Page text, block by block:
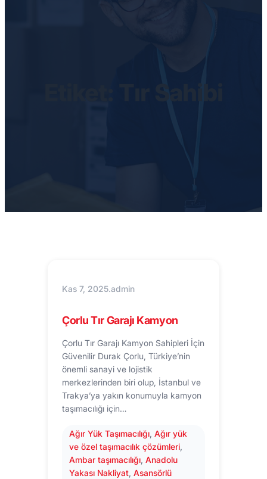
Kas 7, 2025.admin
Çorlu Tır Garajı Kamyon
Çorlu Tır Garajı Kamyon Sahipleri İçin
Güvenilir Durak Çorlu, Türkiye’nin
önemli sanayi ve lojistik
merkezlerinden biri olup, İstanbul ve
Trakya’ya yakın konumuyla kamyon
taşımacılığı için…
Ağır Yük Taşımacılığı, Ağır yük
ve özel taşımacılık çözümleri
Ambar taşımacılığı, Anadolu
Yakası Nakliyat, Asansörlü